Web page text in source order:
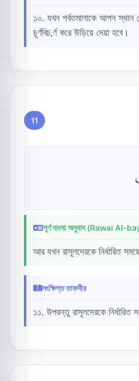
১০. যখন পর্বতমালাকে আপন স্থান
চূর্ণবিচ‚র্ণ করে উড়িয়ে দেয়া হবে।
11
পূর্ণ বাংলা অনুবাদ (Rawai Al-
আর যখন রাসূলদেরকে নির্ধারিত
সংক্ষিপ্ত তাফসীর
১১. উপরন্তু রাসূলদেরকে নির্ধারিত